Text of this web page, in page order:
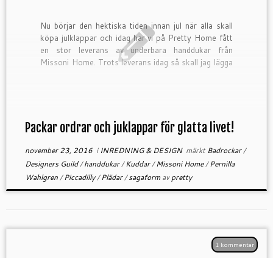
Nu börjar den hektiska tiden innan jul när alla skall
köpa julklappar och idag har vi på Pretty Home fått
en stor leverans av underbara handdukar från
Missoni Home. Trots leverans idag så skall jag lägga
Packar ordrar och juklappar för glatta livet!
november 23, 2016i INREDNING & DESIGN märktBadrockar/
Designers Guild/handdukar/Kuddar/Missoni Home/Pernilla
Wahlgren/Piccadilly/Plädar/sagaform avpretty
1 kommentar